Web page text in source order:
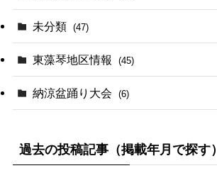
未分類 (47)
東藻琴地区情報 (45)
納涼盆踊り大会 (6)
過去の投稿記事（掲載年月で探す）